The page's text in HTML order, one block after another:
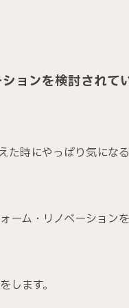
ョンを検討されて
た時にやっぱり気にな
ーム・リノベーション
します。